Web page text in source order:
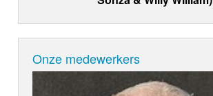
Onze medewerkers